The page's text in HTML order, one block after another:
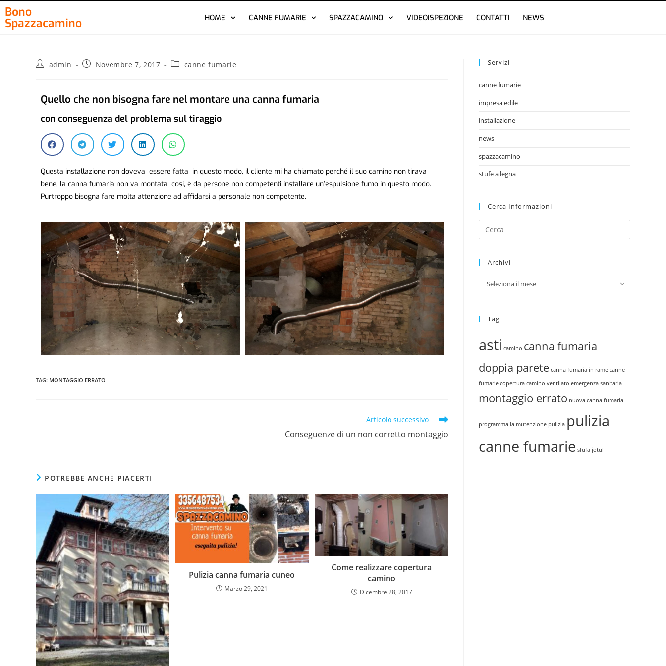
Bono
Spazzacamino HOME CANNE FUMARIE SPAZZACAMINO VIDEOISPEZIONE CONTATTI NEWS
admin Novembre 7, 2017 canne fumarie
Quello che non bisogna fare nel montare una canna fumaria
con conseguenza del problema sul tiraggio
Questa installazione non doveva essere fatta in questo modo, il cliente mi ha chiamato perché il suo camino non tirava
bene, la canna fumaria non va montata cosi, è da persone non competenti installare un’espulsione fumo in questo modo.
Purtroppo bisogna fare molta attenzione ad affidarsi a personale non competente.
TAG: MONTAGGIO ERRATO
Articolo successivo
Conseguenze di un non corretto montaggio
POTREBBE ANCHE PIACERTI
Pulizia canna fumaria cuneo
Marzo 29, 2021
Come realizzare copertura
camino
Dicembre 28, 2017
Servizi
canne fumarie
impresa edile
installazione
news
spazzacamino
stufe a legna
Cerca Informazioni
Archivi
Seleziona il mese
Tag
asti camino canna fumaria
doppia parete canna fumaria in rame canne
fumarie copertura camino ventilato emergenza sanitaria
montaggio errato nuova canna fumaria
programma la mutenzione pulizia pulizia
canne fumarie sfufa jotul